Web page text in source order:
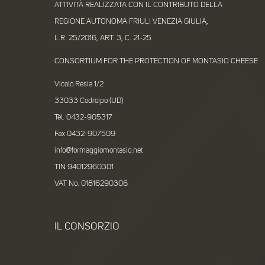
ATTIVITÀ REALIZZATA CON IL CONTRIBUTO DELLA
REGIONE AUTONOMA FRIULI VENEZIA GIULIA,
L.R. 25/2016, ART. 3, C. 21-25
CONSORTIUM FOR THE PROTECTION OF MONTASIO CHEESE
Vicolo Resia 1/2
33033 Codroipo (UD)
Tel. 0432-905317
Fax 0432-907509
info@formaggiomontasio.net
TIN 94012960301
VAT No. 01816290306
IL CONSORZIO